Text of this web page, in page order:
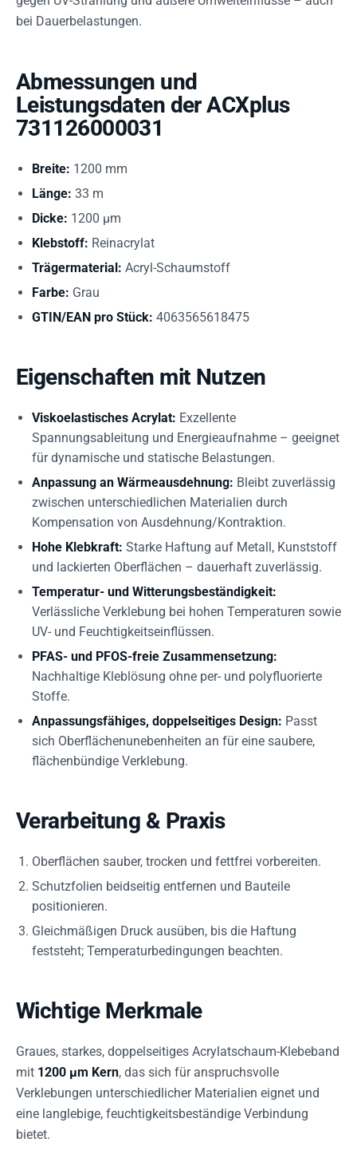
bei Dauerbelastungen.
Abmessungen und
Leistungsdaten der ACXplus
731126000031
Breite: 1200 mm
Länge: 33 m
Dicke: 1200 µm
Klebstoff: Reinacrylat
Trägermaterial: Acryl-Schaumstoff
Farbe: Grau
GTIN/EAN pro Stück: 4063565618475
Eigenschaften mit Nutzen
Viskoelastisches Acrylat: Exzellente
Spannungsableitung und Energieaufnahme – geeignet
für dynamische und statische Belastungen.
Anpassung an Wärmeausdehnung: Bleibt zuverlässig
zwischen unterschiedlichen Materialien durch
Kompensation von Ausdehnung/Kontraktion.
Hohe Klebkraft: Starke Haftung auf Metall, Kunststoff
und lackierten Oberflächen – dauerhaft zuverlässig.
Temperatur- und Witterungsbeständigkeit:
Verlässliche Verklebung bei hohen Temperaturen sowie
UV- und Feuchtigkeitseinflüssen.
PFAS- und PFOS-freie Zusammensetzung:
Nachhaltige Kleblösung ohne per- und polyfluorierte
Stoffe.
Anpassungsfähiges, doppelseitiges Design: Passt
sich Oberflächenunebenheiten an für eine saubere,
flächenbündige Verklebung.
Verarbeitung & Praxis
Oberflächen sauber, trocken und fettfrei vorbereiten.
Schutzfolien beidseitig entfernen und Bauteile
positionieren.
Gleichmäßigen Druck ausüben, bis die Haftung
feststeht; Temperaturbedingungen beachten.
Wichtige Merkmale
Graues, starkes, doppelseitiges Acrylatschaum-Klebeband
mit 1200 µm Kern, das sich für anspruchsvolle
Verklebungen unterschiedlicher Materialien eignet und
eine langlebige, feuchtigkeitsbeständige Verbindung
bietet.